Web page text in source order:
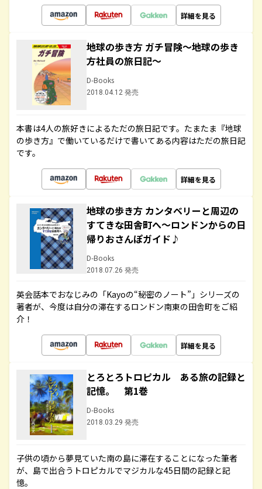
詳細を見る
地球の歩き方 ガチ冒険～地球の歩き
方社員の旅日記～
D-Books
2018.04.12 発売
本書は4人の旅好きによるただの旅日記です。たまたま『地球
の歩き方』で働いているだけで書いてある内容はただの旅日記
です。
詳細を見る
地球の歩き方 カンタベリーと周辺の
すてきな田舎町へ～ロンドンからの日
帰りおさんぽガイド♪
D-Books
2018.07.26 発売
英会話本でおなじみの「Kayoの“秘密のノート”」シリーズの
著者が、今度は自分の滞在するロンドン南東の田舎町をご紹
介！
詳細を見る
とろとろトロピカル ある旅の記録と
記憶。 第1巻
D-Books
2018.03.29 発売
子供の頃から夢見ていた南の島に滞在することになった筆者
が、島で出合うトロピカルでマジカルな45日間の記録と記
憶。